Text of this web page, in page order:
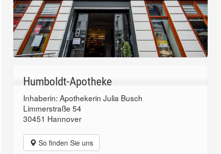
Humboldt-Apotheke
Inhaberin: Apothekerin Julia Busch
Limmerstraße 54
30451 Hannover
So finden Sie uns